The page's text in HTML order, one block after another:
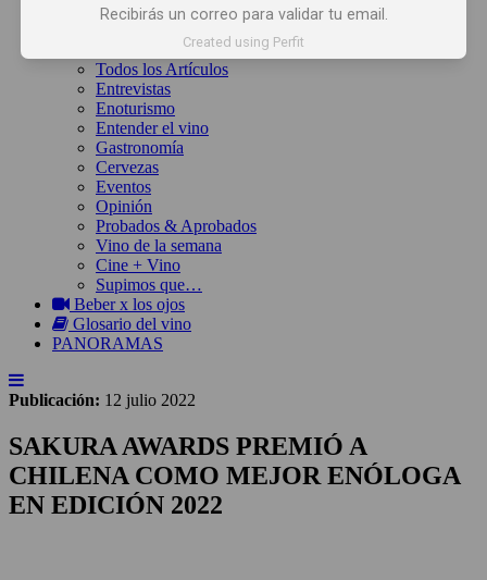
Inicio
Todos los Artículos
Entrevistas
Enoturismo
Entender el vino
Gastronomía
Cervezas
Eventos
Opinión
Probados & Aprobados
Vino de la semana
Cine + Vino
Supimos que…
Beber x los ojos
Glosario del vino
PANORAMAS
Publicación: 12 julio 2022
SAKURA AWARDS PREMIÓ A
CHILENA COMO MEJOR ENÓLOGA
EN EDICIÓN 2022
Recibirás un correo para validar tu email.
Created using Perfit